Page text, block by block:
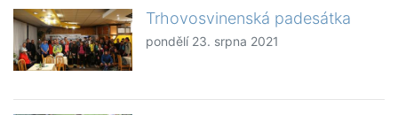
Trhovosvinenská padesátka
pondělí 23. srpna 2021